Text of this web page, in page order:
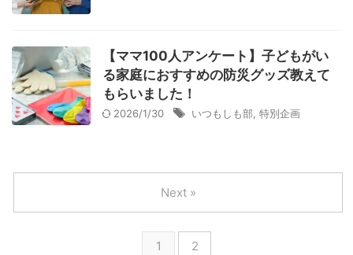
【ママ100人アンケート】子どもがい
る家庭におすすめの防災グッズ教えて
もらいました！
2026/1/30 いつもしも部, 特別企画
1 2
Next »